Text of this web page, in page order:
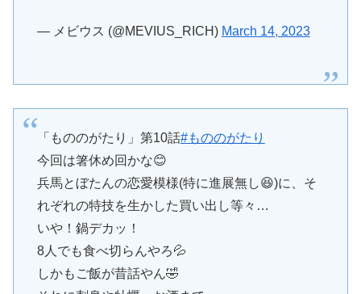
— メビウス (@MEVIUS_RICH) March 14, 2023
「もののがたり」第10話#もののがたり
今回は箸休め回かな😊
兵馬とぼたんの恋愛模様(特に進展無し😆)に、そ
れぞれの特技を生かした買い出し等々…
いや！鍋デカッ！
8人でも食べ切らんやろ💦
しかもご飯が昔話やん🤣